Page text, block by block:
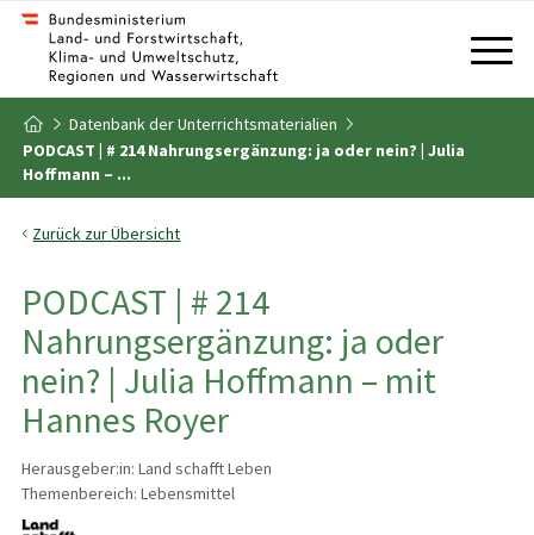
Zum Inhalt
Zum Inhaltsverzeichnis
Zur Startseite
Datenbank der Unterrichtsmaterialien
PODCAST | # 214 Nahrungsergänzung: ja oder nein? | Julia
Hoffmann – ...
Zurück zur Übersicht
PODCAST | # 214
Nahrungsergänzung: ja oder
nein? | Julia Hoffmann – mit
Hannes Royer
Herausgeber:in: Land schafft Leben
Themenbereich: Lebensmittel